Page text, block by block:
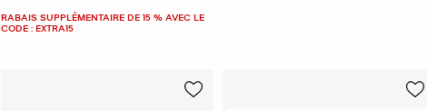
RABAIS SUPPLÉMENTAIRE DE 15 % AVEC LE
CODE : EXTRA15